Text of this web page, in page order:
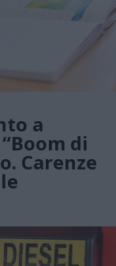
a
di
Carenze